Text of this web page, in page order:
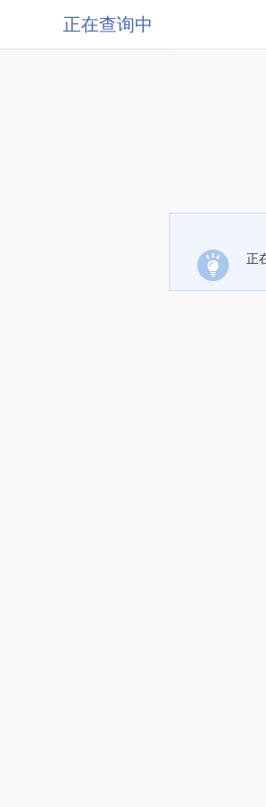
正在查询中
正